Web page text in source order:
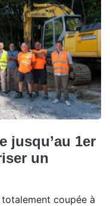
jusqu’au 1er
un
coupée à